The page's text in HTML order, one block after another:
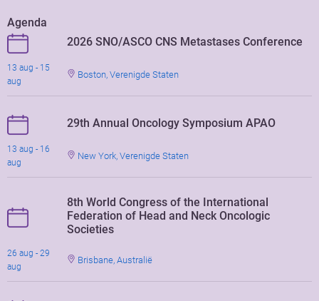
Agenda
2026 SNO/ASCO CNS Metastases Conference
13 aug - 15
aug
Boston, Verenigde Staten
29th Annual Oncology Symposium APAO
13 aug - 16
aug
New York, Verenigde Staten
8th World Congress of the International
Federation of Head and Neck Oncologic
Societies
26 aug - 29
aug
Brisbane, Australië